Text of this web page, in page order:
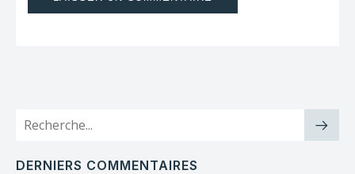
DERNIERS COMMENTAIRES